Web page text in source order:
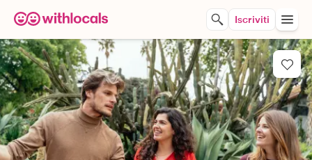
Iscriviti